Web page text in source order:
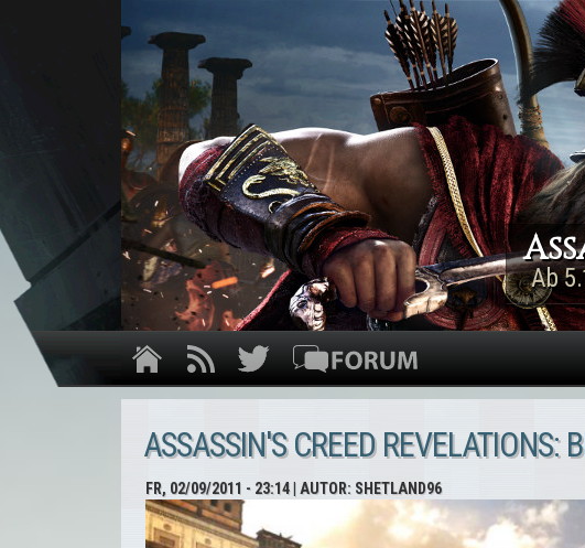
ASSASSIN'S CREED REVELATIONS:
FR, 02/09/2011 - 23:14| AUTOR: SHETLAND96